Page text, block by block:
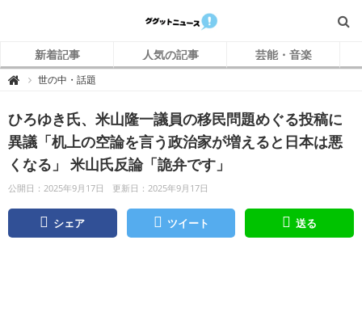
新着記事 人気の記事 芸能・音楽
 グ
ニ
ュ
ー
ス
世の中・話題
ひろゆき氏、米山隆一議員の移民問題めぐる投稿に
異議「机上の空論を言う政治家が増えると日本は悪
くなる」 米山氏反論「詭弁です」
公開日：2025年9月17日 更新日：2025年9月17日
シェア ツイート 送る